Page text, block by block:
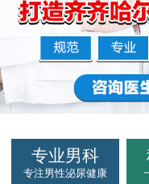
专业男科
专注男性泌尿健康